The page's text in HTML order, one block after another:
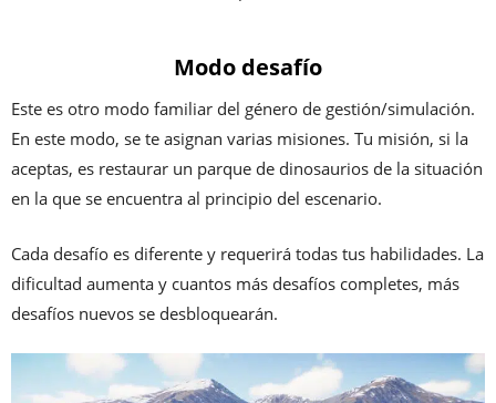
Modo desafío
Este es otro modo familiar del género de gestión/simulación.
En este modo, se te asignan varias misiones. Tu misión, si la
aceptas, es restaurar un parque de dinosaurios de la situación
en la que se encuentra al principio del escenario.
Cada desafío es diferente y requerirá todas tus habilidades. La
dificultad aumenta y cuantos más desafíos completes, más
desafíos nuevos se desbloquearán.